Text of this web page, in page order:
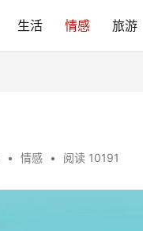
生活 情感 旅游
• 情感 • 阅读 10191